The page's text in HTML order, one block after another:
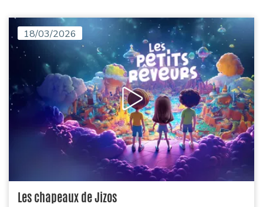
18/03/2026
Les chapeaux de Jizos